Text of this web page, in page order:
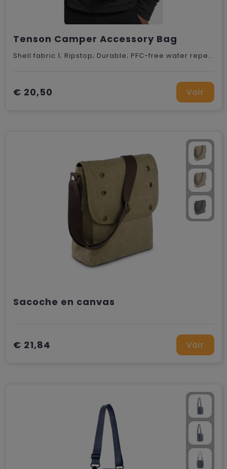
Tenson Camper Accessory Bag
Shell fabric 1; Ripstop; Durable; PFC-free water repellent finish; 100% Recycled Polyester ;Shell fabric 2; Reinforcement, Durable, PFC-free water repellent finish; 100% Recycled Polyester
€ 20,50 Voir
Sacoche en canvas
€ 21,84 Voir